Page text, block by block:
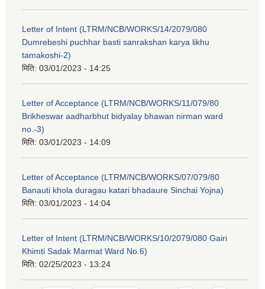
Letter of Intent (LTRM/NCB/WORKS/14/2079/080
Dumrebeshi puchhar basti sanrakshan karya likhu
tamakoshi-2)
मिति: 03/01/2023 - 14:25
Letter of Acceptance (LTRM/NCB/WORKS/11/079/80
Brikheswar aadharbhut bidyalay bhawan nirman ward
no.-3)
मिति: 03/01/2023 - 14:09
Letter of Acceptance (LTRM/NCB/WORKS/07/079/80
Banauti khola duragau katari bhadaure Sinchai Yojna)
मिति: 03/01/2023 - 14:04
Letter of Intent (LTRM/NCB/WORKS/10/2079/080 Gairi
Khimti Sadak Marmat Ward No.6)
मिति: 02/25/2023 - 13:24